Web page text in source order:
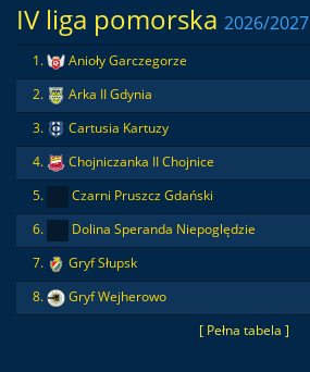
IV liga pomorska 2026/2027
[ Pełna tabela ]
1. Anioły Garczegorze
2.
Arka II Gdynia
3.
Cartusia Kartuzy
4.
Chojniczanka II Chojnice
5.
Czarni Pruszcz Gdański
6.
Dolina Speranda Niepoględzie
7.
Gryf Słupsk
8.
Gryf Wejherowo